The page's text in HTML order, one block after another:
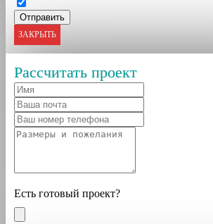
ЗАКРЫТЬ
Рассчитать проект
Есть готовый проект?